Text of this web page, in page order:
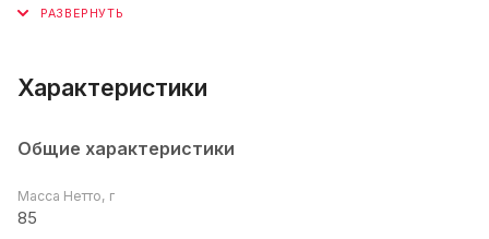
Характеристики
Общие характеристики
Масса Нетто, г
85